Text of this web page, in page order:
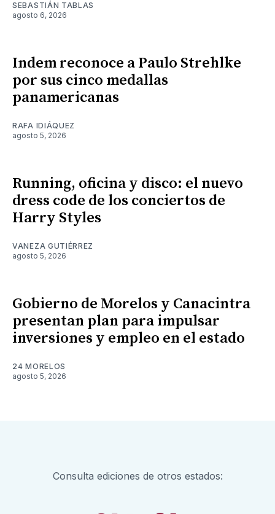
SEBASTIÁN TABLAS
agosto 6, 2026
Indem reconoce a Paulo Strehlke
por sus cinco medallas
panamericanas
RAFA IDIÁQUEZ
agosto 5, 2026
Running, oficina y disco: el nuevo
dress code de los conciertos de
Harry Styles
VANEZA GUTIÉRREZ
agosto 5, 2026
Gobierno de Morelos y Canacintra
presentan plan para impulsar
inversiones y empleo en el estado
24 MORELOS
agosto 5, 2026
Consulta ediciones de otros estados: